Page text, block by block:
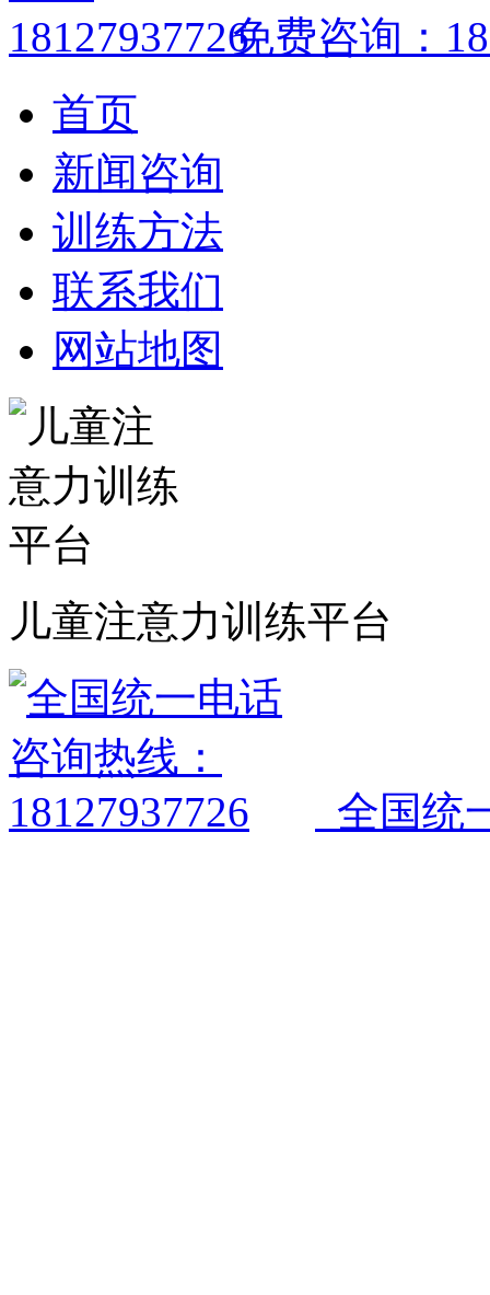
免费咨询：
首页
新闻咨询
训练方法
联系我们
网站地图
儿童注意力训练平台
全国统